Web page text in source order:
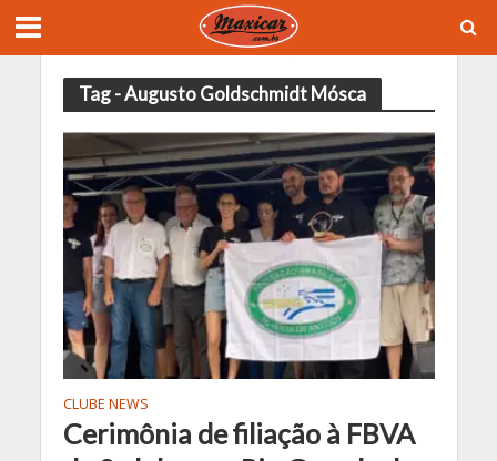
Tag - Augusto Goldschmidt Mósca
CLUBE NEWS
Cerimônia de filiação à FBVA